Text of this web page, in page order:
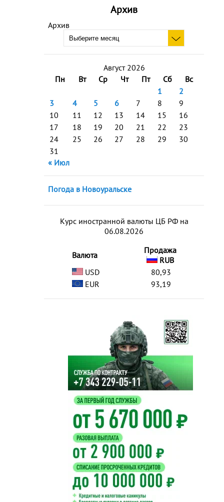
Архив
Архив
Август 2026
Пн
Вт Ср Чт Пт Сб
Вс
1
2
3
4 5 6 7 8
9
10
11 12 13 14 15
16
17
18 19 20 21 22
23
24
25 26 27 28 29
30
31
« Июл
Погода в Новоуральске
Курс иностранной валюты ЦБ РФ на
06.08.2026
Валюта
Продажа
RUB
USD
80,93
EUR
93,19